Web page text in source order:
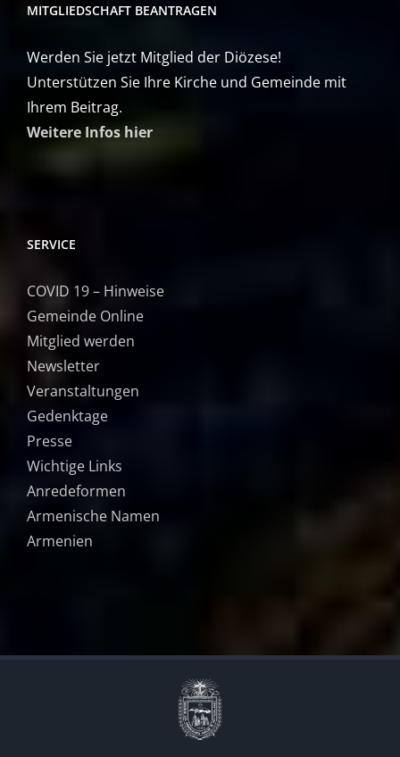
MITGLIEDSCHAFT BEANTRAGEN
Werden Sie jetzt Mitglied der Diözese!
Unterstützen Sie Ihre Kirche und Gemeinde mit
Ihrem Beitrag.
Weitere Infos hier
SERVICE
COVID 19 – Hinweise
Gemeinde Online
Mitglied werden
Newsletter
Veranstaltungen
Gedenktage
Presse
Wichtige Links
Anredeformen
Armenische Namen
Armenien